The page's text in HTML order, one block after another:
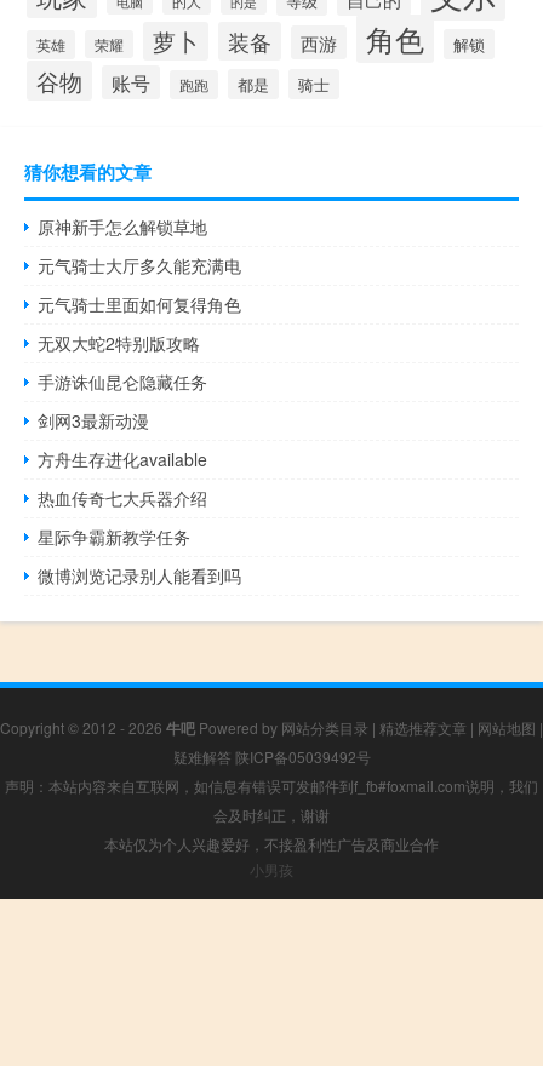
英雄 荣耀 萝卜 装备 西游 角色 解锁
谷物 账号 跑跑 都是 骑士
猜你想看的文章
原神新手怎么解锁草地
元气骑士大厅多久能充满电
元气骑士里面如何复得角色
无双大蛇2特别版攻略
手游诛仙昆仑隐藏任务
剑网3最新动漫
方舟生存进化available
热血传奇七大兵器介绍
星际争霸新教学任务
微博浏览记录别人能看到吗
Copyright © 2012 - 2026 牛吧 Powered by 网站分类目录 | 精选推荐文章 | 网站地图 |
疑难解答 陕ICP备05039492号
声明：本站内容来自互联网，如信息有错误可发邮件到f_fb#foxmail.com说明，我们
会及时纠正，谢谢
本站仅为个人兴趣爱好，不接盈利性广告及商业合作
小男孩